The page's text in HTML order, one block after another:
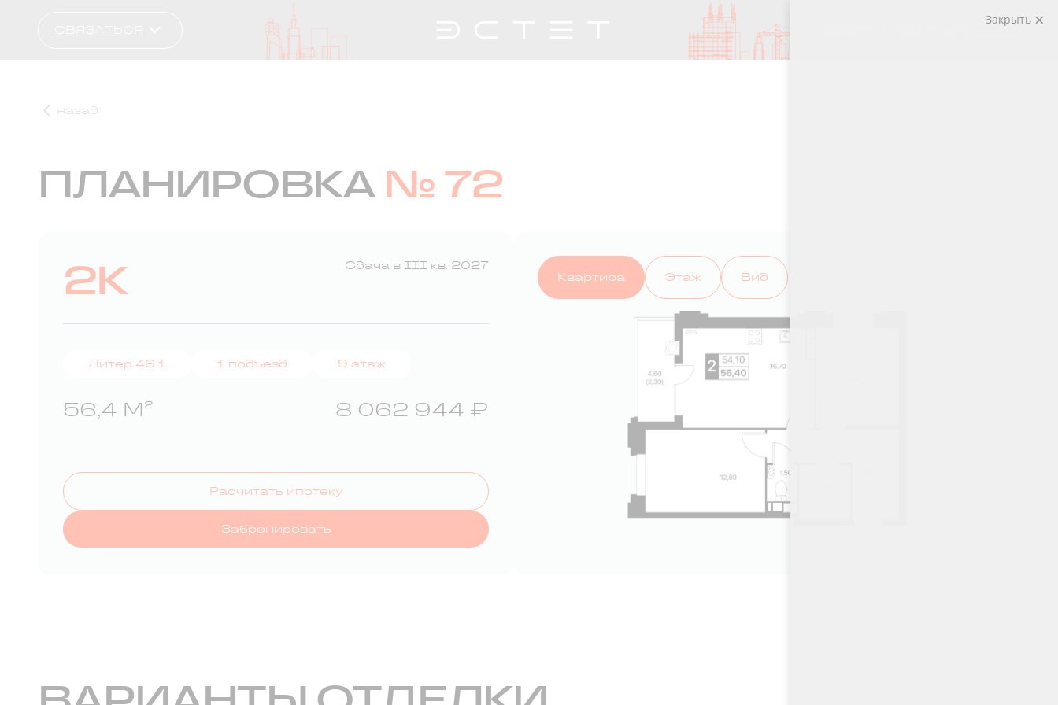
назад
ПЛАНИРОВКА № 72
2К Сдача в III кв. 2027
Литер 46.1 1 подъезд 9 этаж
56,4 М² 8 062 944 ₽
Расчитать ипотеку
Забронировать
Квартира Этаж Вид
Закрыть